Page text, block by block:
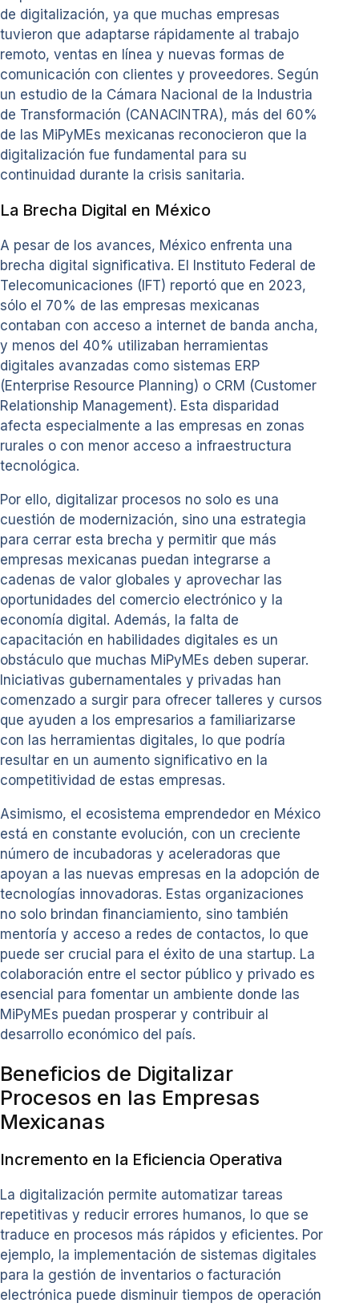
de digitalización, ya que muchas empresas
tuvieron que adaptarse rápidamente al trabajo
remoto, ventas en línea y nuevas formas de
comunicación con clientes y proveedores. Según
un estudio de la Cámara Nacional de la Industria
de Transformación (CANACINTRA), más del 60%
de las MiPyMEs mexicanas reconocieron que la
digitalización fue fundamental para su
continuidad durante la crisis sanitaria.
La Brecha Digital en México
A pesar de los avances, México enfrenta una
brecha digital significativa. El Instituto Federal de
Telecomunicaciones (IFT) reportó que en 2023,
sólo el 70% de las empresas mexicanas
contaban con acceso a internet de banda ancha,
y menos del 40% utilizaban herramientas
digitales avanzadas como sistemas ERP
(Enterprise Resource Planning) o CRM (Customer
Relationship Management). Esta disparidad
afecta especialmente a las empresas en zonas
rurales o con menor acceso a infraestructura
tecnológica.
Por ello, digitalizar procesos no solo es una
cuestión de modernización, sino una estrategia
para cerrar esta brecha y permitir que más
empresas mexicanas puedan integrarse a
cadenas de valor globales y aprovechar las
oportunidades del comercio electrónico y la
economía digital. Además, la falta de
capacitación en habilidades digitales es un
obstáculo que muchas MiPyMEs deben superar.
Iniciativas gubernamentales y privadas han
comenzado a surgir para ofrecer talleres y cursos
que ayuden a los empresarios a familiarizarse
con las herramientas digitales, lo que podría
resultar en un aumento significativo en la
competitividad de estas empresas.
Asimismo, el ecosistema emprendedor en México
está en constante evolución, con un creciente
número de incubadoras y aceleradoras que
apoyan a las nuevas empresas en la adopción de
tecnologías innovadoras. Estas organizaciones
no solo brindan financiamiento, sino también
mentoría y acceso a redes de contactos, lo que
puede ser crucial para el éxito de una startup. La
colaboración entre el sector público y privado es
esencial para fomentar un ambiente donde las
MiPyMEs puedan prosperar y contribuir al
desarrollo económico del país.
Beneficios de Digitalizar
Procesos en las Empresas
Mexicanas
Incremento en la Eficiencia Operativa
La digitalización permite automatizar tareas
repetitivas y reducir errores humanos, lo que se
traduce en procesos más rápidos y eficientes. Por
ejemplo, la implementación de sistemas digitales
para la gestión de inventarios o facturación
electrónica puede disminuir tiempos de operación